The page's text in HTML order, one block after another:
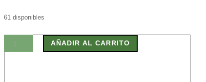
61 disponibles
SEMILLAS
LINO
AÑADIR AL CARRITO